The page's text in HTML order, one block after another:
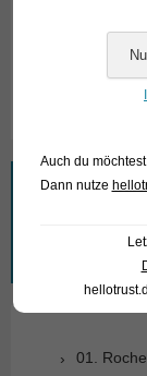
Wonach
01.
Auch du
Dann nutze